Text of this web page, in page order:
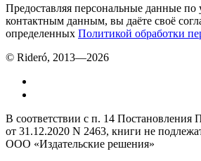
Предоставляя персональные данные по
контактным данным, вы даёте своё
определенных Политикой обработки
© Rideró, 2013—2026
В соответствии с п. 14 Постановления
от 31.12.2020 N 2463, книги не
ООО «Издательские решения»